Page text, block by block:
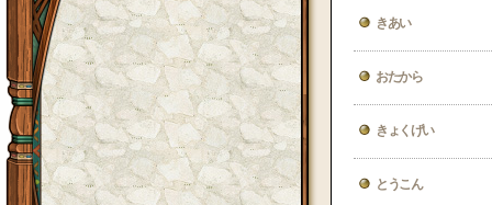
きあい
おたから
きょくげい
とうこん